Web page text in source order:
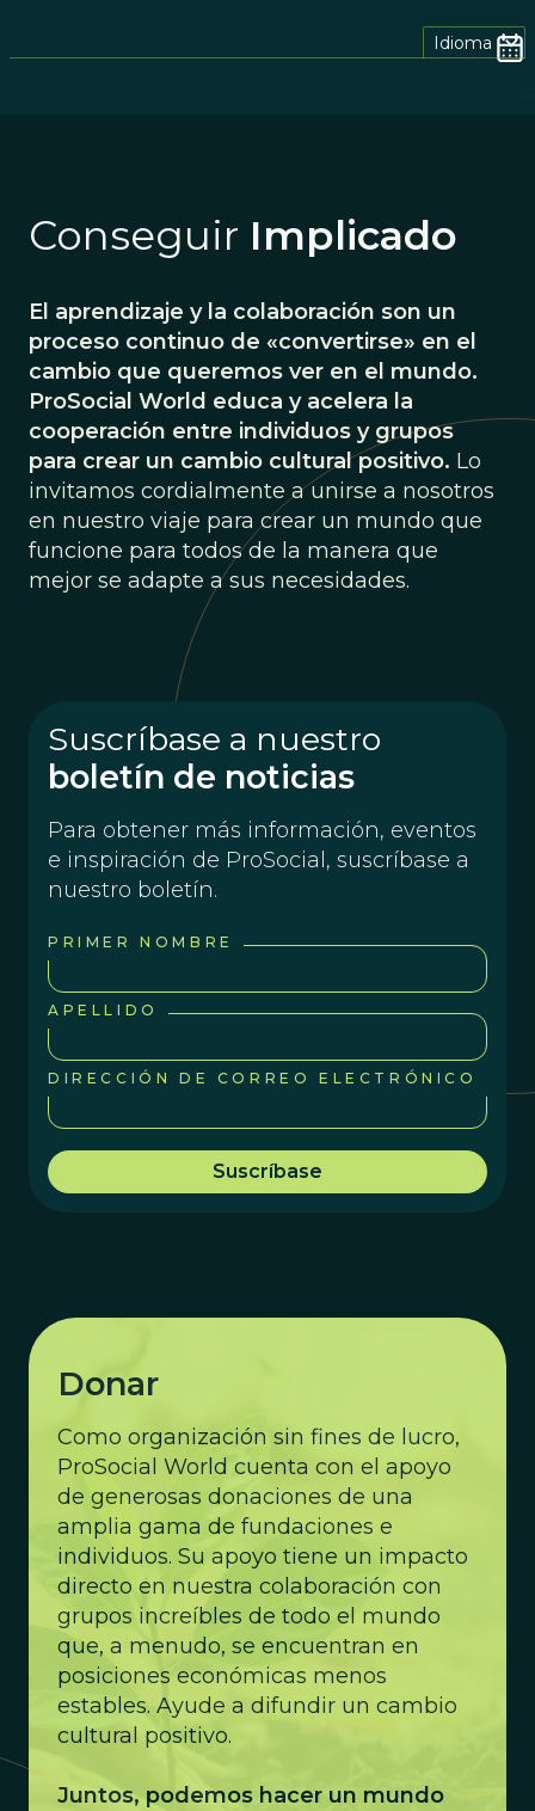
Idioma
Conseguir Implicado
El aprendizaje y la colaboración son un
proceso continuo de «convertirse» en el
cambio que queremos ver en el mundo.
ProSocial World educa y acelera la
cooperación entre individuos y grupos
para crear un cambio cultural positivo. Lo
invitamos cordialmente a unirse a nosotros
en nuestro viaje para crear un mundo que
funcione para todos de la manera que
mejor se adapte a sus necesidades.
Suscríbase a nuestro
boletín de noticias
Para obtener más información, eventos
e inspiración de ProSocial, suscríbase a
nuestro boletín.
PRIMER NOMBRE
APELLIDO
DIRECCIÓN DE CORREO ELECTRÓNICO
Donar
Como organización sin fines de lucro,
ProSocial World cuenta con el apoyo
de generosas donaciones de una
amplia gama de fundaciones e
individuos. Su apoyo tiene un impacto
directo en nuestra colaboración con
grupos increíbles de todo el mundo
que, a menudo, se encuentran en
posiciones económicas menos
estables. Ayude a difundir un cambio
cultural positivo.
Juntos, podemos hacer un mundo